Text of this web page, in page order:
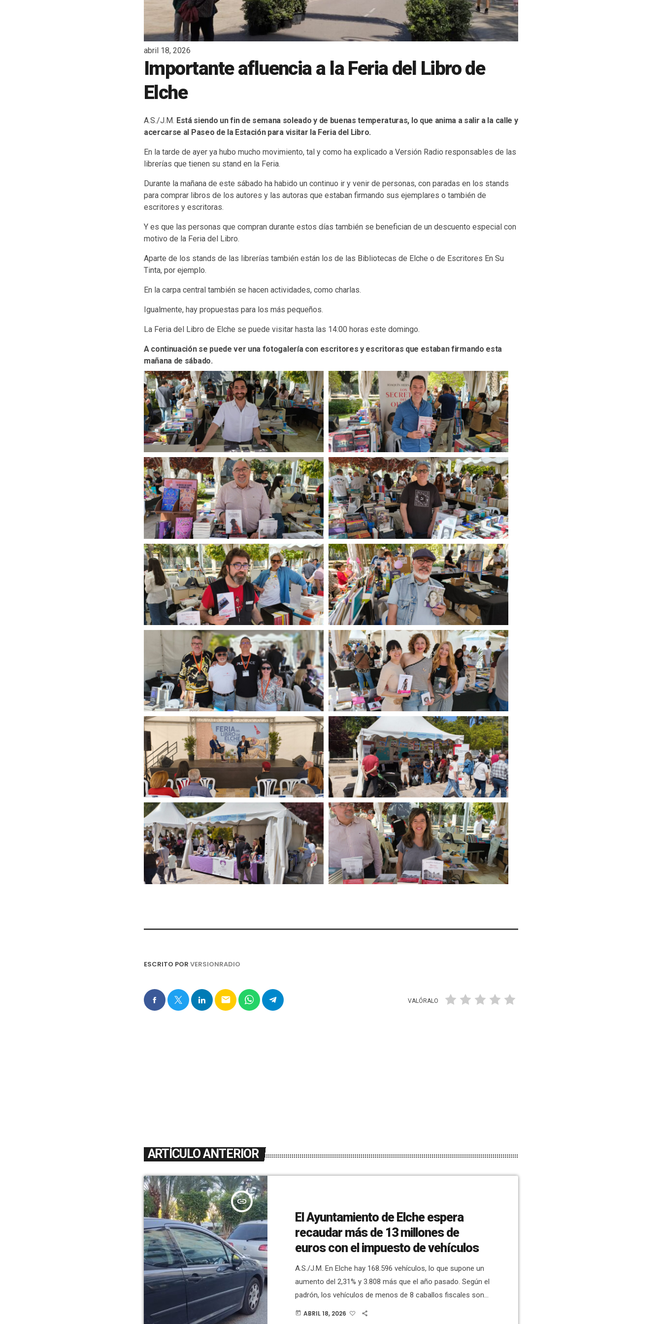
abril 18, 2026
Importante afluencia a la Feria del Libro de
Elche
A.S./J.M. Está siendo un fin de semana soleado y de buenas temperaturas, lo que anima a salir a la calle y
acercarse al Paseo de la Estación para visitar la Feria del Libro.
En la tarde de ayer ya hubo mucho movimiento, tal y como ha explicado a Versión Radio responsables de las
librerías que tienen su stand en la Feria.
Durante la mañana de este sábado ha habido un continuo ir y venir de personas, con paradas en los stands
para comprar libros de los autores y las autoras que estaban firmando sus ejemplares o también de
escritores y escritoras.
Y es que las personas que compran durante estos días también se benefician de un descuento especial con
motivo de la Feria del Libro.
Aparte de los stands de las librerías también están los de las Bibliotecas de Elche o de Escritores En Su
Tinta, por ejemplo.
En la carpa central también se hacen actividades, como charlas.
Igualmente, hay propuestas para los más pequeños.
La Feria del Libro de Elche se puede visitar hasta las 14:00 horas este domingo.
A continuación se puede ver una fotogalería con escritores y escritoras que estaban firmando esta
mañana de sábado.
ESCRITO POR VERSIONRADIO
email VALÓRALO
ARTÍCULO ANTERIOR
insert_link
El Ayuntamiento de Elche espera
recaudar más de 13 millones de
euros con el impuesto de vehículos
A.S./J.M. En Elche hay 168.596 vehículos, lo que supone un
aumento del 2,31% y 3.808 más que el año pasado. Según el
padrón, los vehículos de menos de 8 caballos fiscales son
11.175; de 8 a 12 caballos fiscales son 67.482; y en el caso
today ABRIL 18, 2026